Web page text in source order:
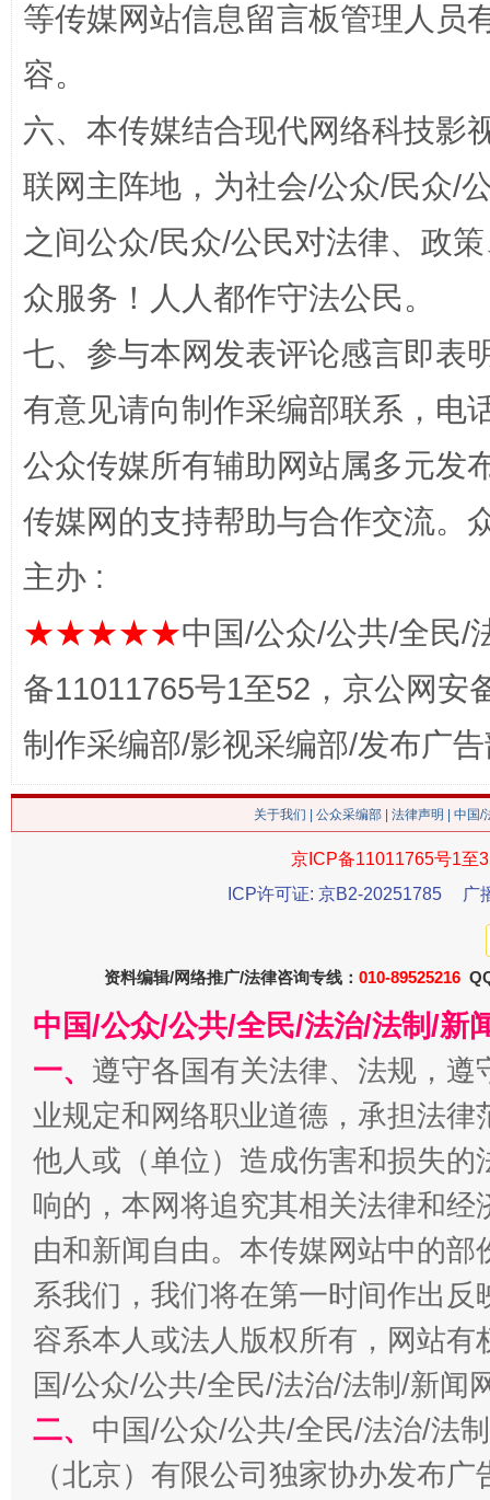
网上购药对药下症？
在谋一域中谋全局
习近平的博鳌关键词
魏明亮
生
等传媒网站信息留言板管理人员
容。
六、本传媒结合现代网络科技影
联网主阵地，为社会/公众/民众/
之间公众/民众/公民对法律、政
众服务！人人都作守法公民。
七、参与本网发表评论感言即表
有意见请向制作采编部联系，电
公众传媒所有辅助网站属多元发
传媒网的支持帮助与合作交流。
主办 :
★★★★★中国/公众/公共/全民/
备11011765号1至52，京公网安
制作采编部/影视采编部/发布广
关于我们 公众采编部 法律声明 | 中国
京ICP备11011765号1至
ICP许可证: 京B2-20251785
广
资料编辑/网络推广/法律咨询专线： 010-89525216
中国/公众/公共/全民/法治/法制/新
一、 遵守各国有关法律、法规，
业规定和网络职业道德，承担法
他人或（单位）造成伤害和损失
响的，本网将追究其相关法律和
由和新闻自由。本传媒网站中的
系我们，我们将在第一时间作出
容系本人或法人版权所有，网站
国/公众/公共/全民/法治/法制/新闻
二、 中国/公众/公共/全民/法治/法
（北京）有限公司独家协办发布